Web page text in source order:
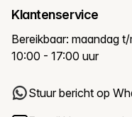
Klantenservice
Bereikbaar: maandag
10:00 - 17:00 uur
Stuur bericht op